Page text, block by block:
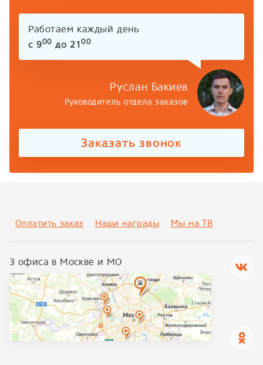
Работаем каждый день
с 900 до 2100
Руслан Бакиев
Руководитель отдела заказов
Заказать звонок
Оплатить заказ Наши награды Мы на ТВ
3 офиса в Москве и МО